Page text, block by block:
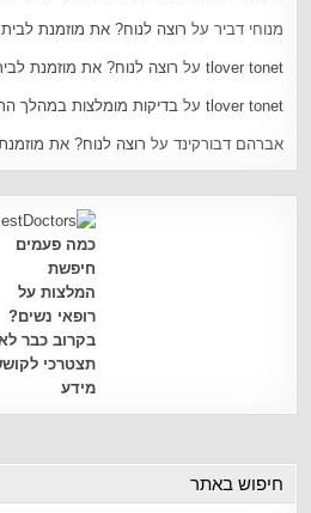
מנוחי דביר על רוצה לנוח? את מוזמנת
tlover tonet על רוצה לנוח? את מוזמנת
tlover tonet עלבדיקות מומלצות במהלך
אברהם דבורקינד על רוצה לנוח? את
כמה פעמים
חיפשת
המלצות על
רופאי נשים?
בקרוב כבר
תצטרכי
מידע
חיפוש באתר